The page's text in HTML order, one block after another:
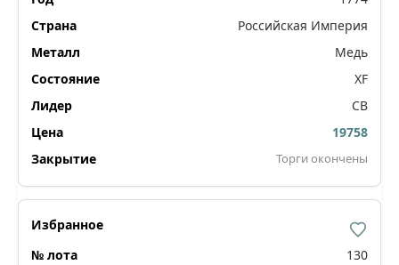
Российская Империя
Медь
XF
СВ
19758
Торги окончены
130